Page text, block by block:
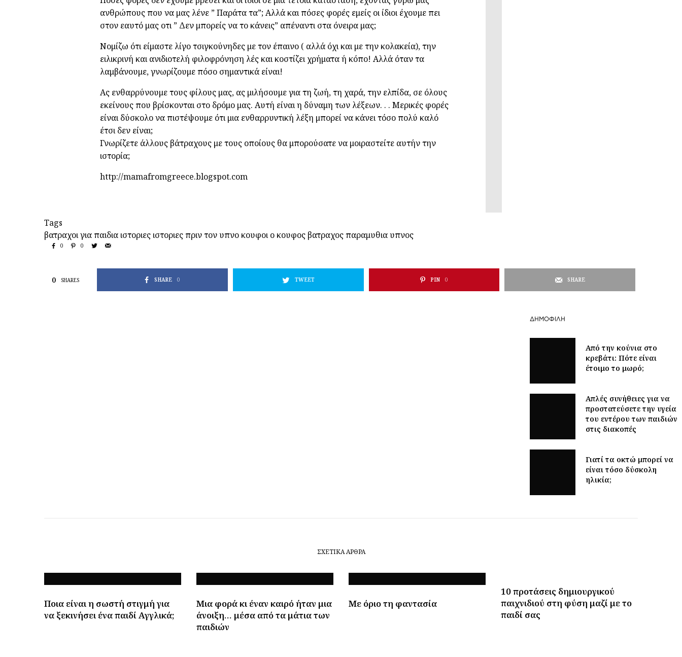
ανθρώπους που να μας λένε ” Παράτα τα”; Αλλά και πόσες φορές εμείς οι ίδιοι έχουμε πει
στον εαυτό μας οτι ” Δεν μπορείς να το κάνεις” απέναντι στα όνειρα μας;
Νομίζω ότι είμαστε λίγο τσιγκούνηδες με τον έπαινο ( αλλά όχι και με την κολακεία), την
ειλικρινή και ανιδιοτελή φιλοφρόνηση λές και κοστίζει χρήματα ή κόπο! Αλλά όταν τα
λαμβάνουμε, γνωρίζουμε πόσο σημαντικά είναι!
Ας ενθαρρύνουμε τους φίλους μας, ας μιλήσουμε για τη ζωή, τη χαρά, την ελπίδα, σε όλους
εκείνους που βρίσκονται στο δρόμο μας. Αυτή είναι η δύναμη των λέξεων. . . Μερικές φορές
είναι δύσκολο να πιστέψουμε ότι μια ενθαρρυντική λέξη μπορεί να κάνει τόσο πολύ καλό
έτσι δεν είναι;
Γνωρίζετε άλλους βάτραχους με τους οποίους θα μπορούσατε να μοιραστείτε αυτήν την
ιστορία;
http://mamafromgreece.blogspot.com
Tags
βατραχοιγια παιδια ιστοριες ιστοριες πριν τον υπνο κουφοι ο κουφος βατραχοςπαραμυθιαυπνος
0 0
0 SHARES SHARE 0 TWEET PIN 0 SHARE
ΔΗΜΟΦΙΛΉ
Από την κούνια στο
κρεβάτι: Πότε είναι
έτοιμο το μωρό;
Απλές συνήθειες για να
προστατεύσετε την υγεία
του εντέρου των παιδιών
στις διακοπές
Γιατί τα οκτώ μπορεί να
είναι τόσο δύσκολη
ηλικία;
ΣΧΕΤΙΚΆ ΆΡΘΡΑ
Ποια είναι η σωστή στιγμή για
να ξεκινήσει ένα παιδί Αγγλικά;
Μια φορά κι έναν καιρό ήταν μια
άνοιξη… μέσα από τα μάτια των
παιδιών
Με όριο τη φαντασία
10 προτάσεις δημιουργικού
παιχνιδιού στη φύση μαζί με το
παιδί σας